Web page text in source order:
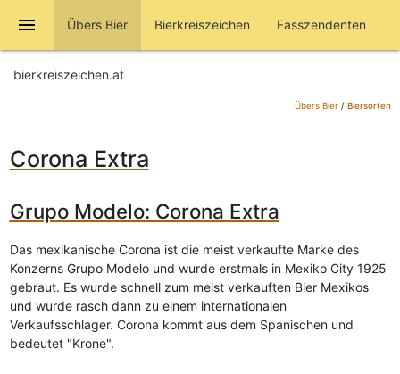
menu Übers Bier Bierkreiszeichen Fasszendenten
bierkreiszeichen.at
Übers Bier/ Biersorten
Corona Extra
Grupo Modelo: Corona Extra
Das mexikanische Corona ist die meist verkaufte Marke des
Konzerns Grupo Modelo und wurde erstmals in Mexiko City 1925
gebraut. Es wurde schnell zum meist verkauften Bier Mexikos
und wurde rasch dann zu einem internationalen
Verkaufsschlager. Corona kommt aus dem Spanischen und
bedeutet "Krone".